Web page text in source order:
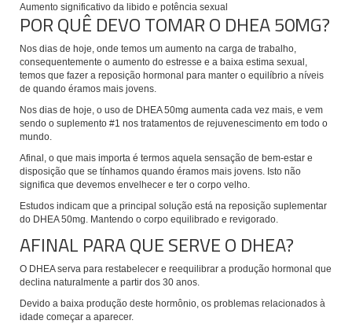
Aumento significativo da libido e potência sexual
POR QUÊ DEVO TOMAR O DHEA 50MG?
Nos dias de hoje, onde temos um aumento na carga de trabalho,
consequentemente o aumento do estresse e a baixa estima sexual,
temos que fazer a reposição hormonal para manter o equilíbrio a níveis
de quando éramos mais jovens.
Nos dias de hoje, o uso de DHEA 50mg aumenta cada vez mais, e vem
sendo o suplemento #1 nos tratamentos de rejuvenescimento em todo o
mundo.
Afinal, o que mais importa é termos aquela sensação de bem-estar e
disposição que se tínhamos quando éramos mais jovens. Isto não
significa que devemos envelhecer e ter o corpo velho.
Estudos indicam que a principal solução está na reposição suplementar
do DHEA 50mg. Mantendo o corpo equilibrado e revigorado.
AFINAL PARA QUE SERVE O DHEA?
O DHEA serva para restabelecer e reequilibrar a produção hormonal que
declina naturalmente a partir dos 30 anos.
Devido a baixa produção deste hormônio, os problemas relacionados à
idade começar a aparecer.